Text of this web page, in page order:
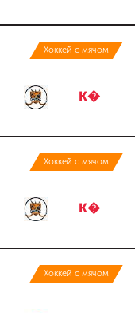
Хоккей с мячом
К�
Хоккей с мячом
К�
Хоккей с мячом